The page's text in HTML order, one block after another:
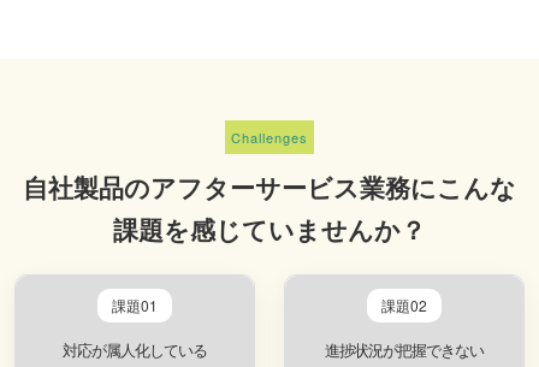
Challenges
自社製品のアフターサービス業務にこんな
課題を感じていませんか？
課題01
対応が属人化している
課題02
進捗状況が把握できない